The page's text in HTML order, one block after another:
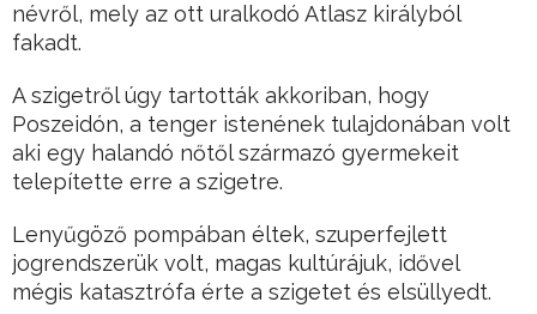
névről, mely az ott uralkodó Atlasz királyból
fakadt.
A szigetről úgy tartották akkoriban, hogy
Poszeidón, a tenger istenének tulajdonában volt
aki egy halandó nőtől származó gyermekeit
telepítette erre a szigetre.
Lenyűgöző pompában éltek, szuperfejlett
jogrendszerük volt, magas kultúrájuk, idővel
mégis katasztrófa érte a szigetet és elsüllyedt.